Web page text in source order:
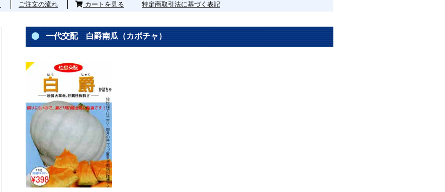
ご注文の流れ カートを見る 特定商取引法に基づく表記
一代交配 白爵南瓜（カボチャ）